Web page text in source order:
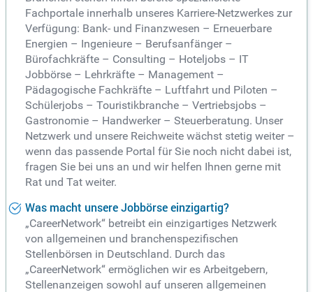
Fachportale innerhalb unseres Karriere-Netzwerkes zur
Verfügung: Bank- und Finanzwesen – Erneuerbare
Energien – Ingenieure – Berufsanfänger –
Bürofachkräfte – Consulting – Hoteljobs – IT
Jobbörse – Lehrkräfte – Management –
Pädagogische Fachkräfte – Luftfahrt und Piloten –
Schülerjobs – Touristikbranche – Vertriebsjobs –
Gastronomie – Handwerker – Steuerberatung. Unser
Netzwerk und unsere Reichweite wächst stetig weiter –
wenn das passende Portal für Sie noch nicht dabei ist,
fragen Sie bei uns an und wir helfen Ihnen gerne mit
Rat und Tat weiter.
Was macht unsere Jobbörse einzigartig?
„CareerNetwork“ betreibt ein einzigartiges Netzwerk
von allgemeinen und branchenspezifischen
Stellenbörsen in Deutschland. Durch das
„CareerNetwork“ ermöglichen wir es Arbeitgebern,
Stellenanzeigen sowohl auf unseren allgemeinen